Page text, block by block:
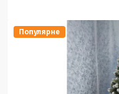
Популярне